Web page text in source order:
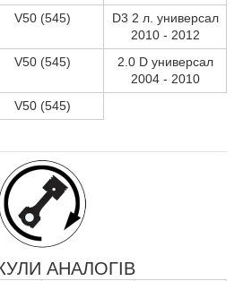
V50 (545)
D3 2 л. универсал
2010 - 2012
V50 (545)
2.0 D универсал
2004 - 2010
V50 (545)
АНАЛОГІВ